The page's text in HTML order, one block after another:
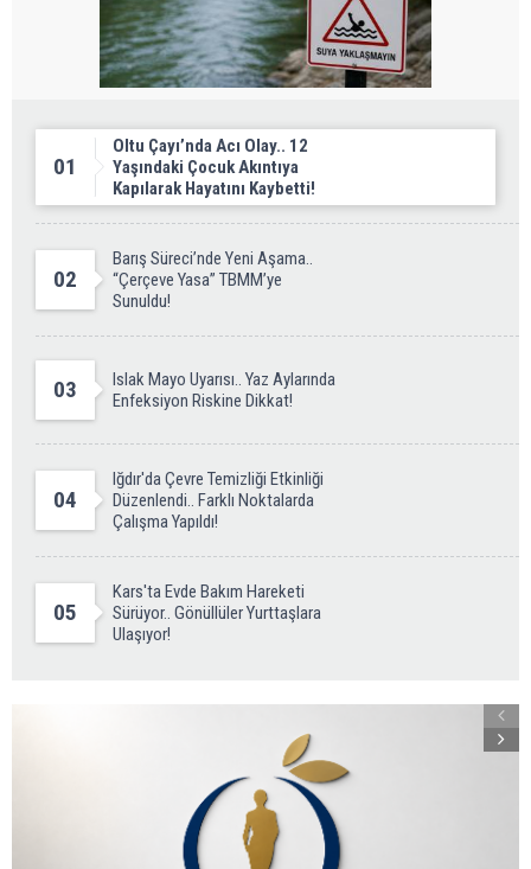
01
Oltu Çayı’nda Acı Olay.. 12
Yaşındaki Çocuk Akıntıya
Kapılarak Hayatını Kaybetti!
02
Barış Süreci’nde Yeni Aşama..
“Çerçeve Yasa” TBMM’ye
Sunuldu!
03
Islak Mayo Uyarısı.. Yaz Aylarında
Enfeksiyon Riskine Dikkat!
04
Iğdır'da Çevre Temizliği Etkinliği
Düzenlendi.. Farklı Noktalarda
Çalışma Yapıldı!
05
Kars'ta Evde Bakım Hareketi
Sürüyor.. Gönüllüler Yurttaşlara
Ulaşıyor!